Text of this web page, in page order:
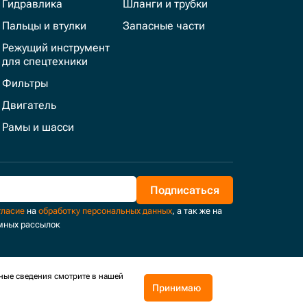
Гидравлика
Пальцы и втулки
Режущий инструмент
для спецтехники
Фильтры
Двигатель
Рамы и шасси
Шланги и трубки
Запасные части
Подписаться
на обработку персональных данных, а так же на
рассылок
Поддержка и развитие
сведения смотрите в нашей
Принимаю